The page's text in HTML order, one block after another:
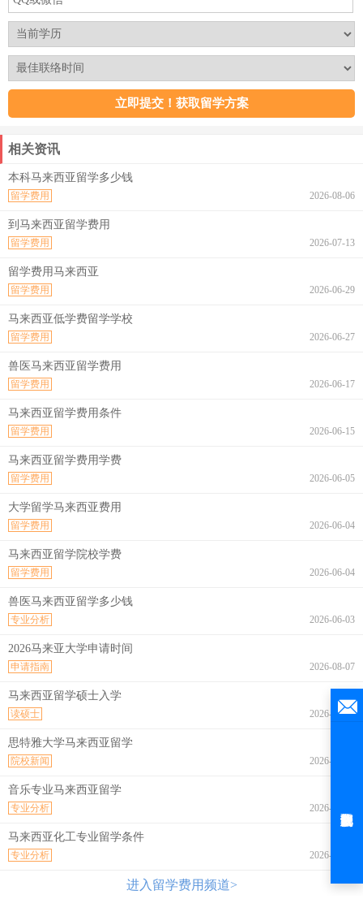
相关资讯
本科马来西亚留学多少钱
2026-08-06
留学费用
到马来西亚留学费用
2026-07-13
留学费用
留学费用马来西亚
2026-06-29
留学费用
马来西亚低学费留学学校
2026-06-27
留学费用
兽医马来西亚留学费用
2026-06-17
留学费用
马来西亚留学费用条件
2026-06-15
留学费用
马来西亚留学费用学费
2026-06-05
留学费用
大学留学马来西亚费用
2026-06-04
留学费用
马来西亚留学院校学费
2026-06-04
留学费用
兽医马来西亚留学多少钱
2026-06-03
专业分析
2026马来亚大学申请时间
2026-08-07
申请指南
马来西亚留学硕士入学
2026-08-07
读硕士
思特雅大学马来西亚留学
2026-08-07
院校新闻
音乐专业马来西亚留学
2026-08-07
专业分析
马来西亚化工专业留学条件
2026-08-07
专业分析
进入留学费用频道>